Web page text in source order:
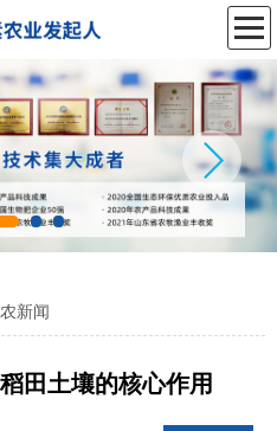
新闻
田土壤的核心作用